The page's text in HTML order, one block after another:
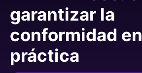
garantizar la
conformidad
práctica